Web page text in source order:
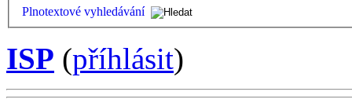
Plnotextové vyhledávání
ISP (příhlásit)